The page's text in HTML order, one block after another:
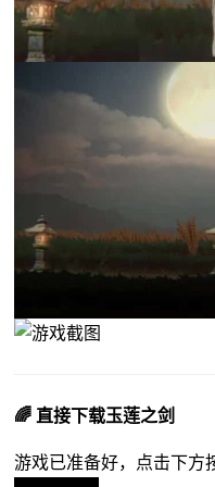
🌈 直接下载玉莲之剑
游戏已准备好，点击下方